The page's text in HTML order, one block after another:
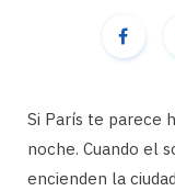
Si París te parece
noche. Cuando el
encienden la